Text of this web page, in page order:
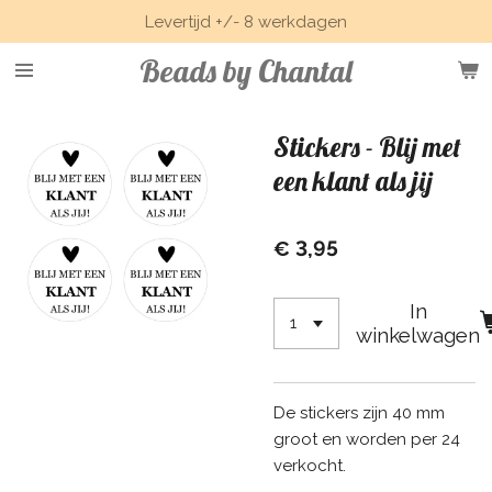
direct
naar
Beads by Chantal
Levertijd +/- 8 werkdagen
Stickers - Blij met
een klant als jij
€ 3,95
In
winkelwagen
De stickers zijn 40 mm
groot en worden per 24
verkocht.